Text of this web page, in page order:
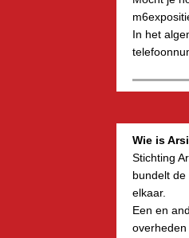
In het
Wie is
Stichting
bundelt
elkaar.
Een en